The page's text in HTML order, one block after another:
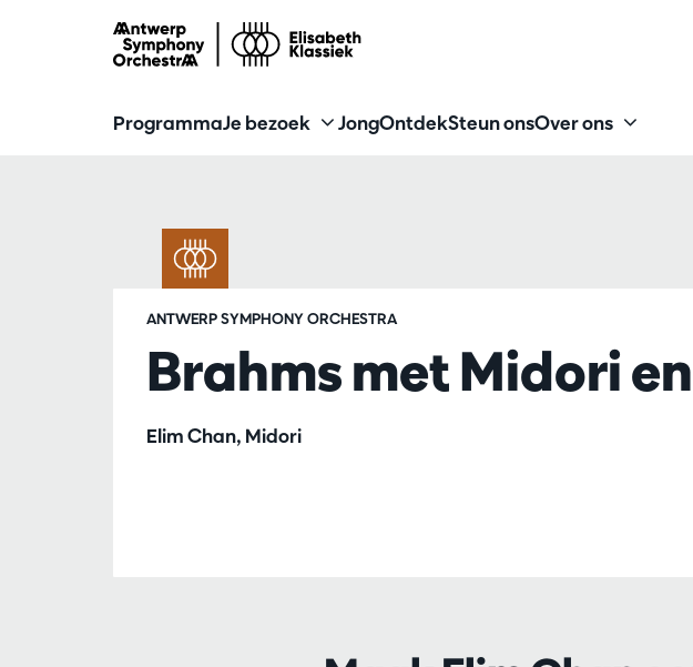
ProgrammaJe bezoek JongOntdekSteun onsOver ons
Brahms met Midori
Elim Chan, Midori
ANTWERP SYMPHONY ORCHESTRA